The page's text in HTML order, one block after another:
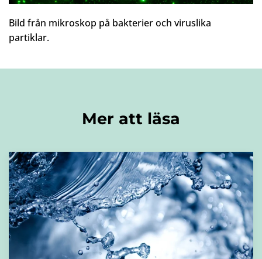
Bild från mikroskop på bakterier och viruslika
partiklar.
Mer att läsa